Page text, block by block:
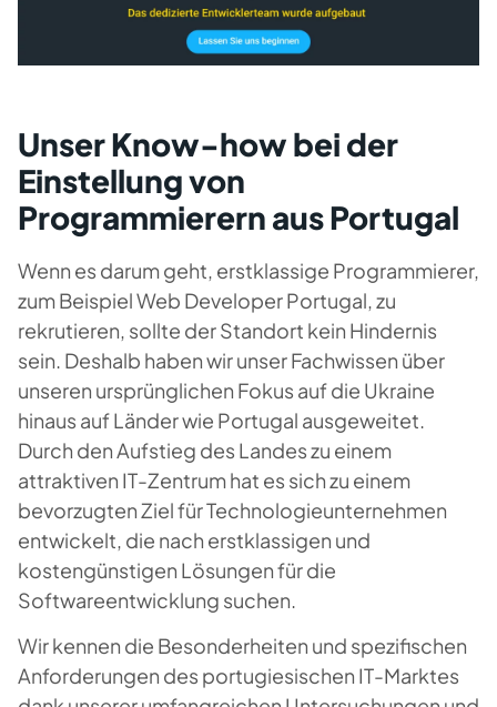
Unser Know-how bei der
Einstellung von
Programmierern aus Portugal
Wenn es darum geht, erstklassige Programmierer,
zum Beispiel Web Developer Portugal, zu
rekrutieren, sollte der Standort kein Hindernis
sein. Deshalb haben wir unser Fachwissen über
unseren ursprünglichen Fokus auf die Ukraine
hinaus auf Länder wie Portugal ausgeweitet.
Durch den Aufstieg des Landes zu einem
attraktiven IT-Zentrum hat es sich zu einem
bevorzugten Ziel für Technologieunternehmen
entwickelt, die nach erstklassigen und
kostengünstigen Lösungen für die
Softwareentwicklung suchen.
Wir kennen die Besonderheiten und spezifischen
Anforderungen des portugiesischen IT-Marktes